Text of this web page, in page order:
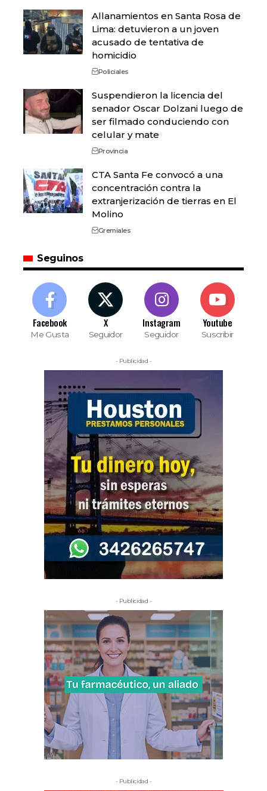
Allanamientos en Santa Rosa de
Lima: detuvieron a un joven
acusado de tentativa de
homicidio
Policiales
Suspendieron la licencia del
senador Oscar Dolzani luego de
ser filmado conduciendo con
celular y mate
Provincia
CTA Santa Fe convocó a una
concentración contra la
extranjerización de tierras en El
Molino
Gremiales
Seguinos
Facebook
Me Gusta
X
Seguidor
Instagram
Seguidor
Youtube
Suscribir
- Publicidad -
- Publicidad -
- Publicidad -